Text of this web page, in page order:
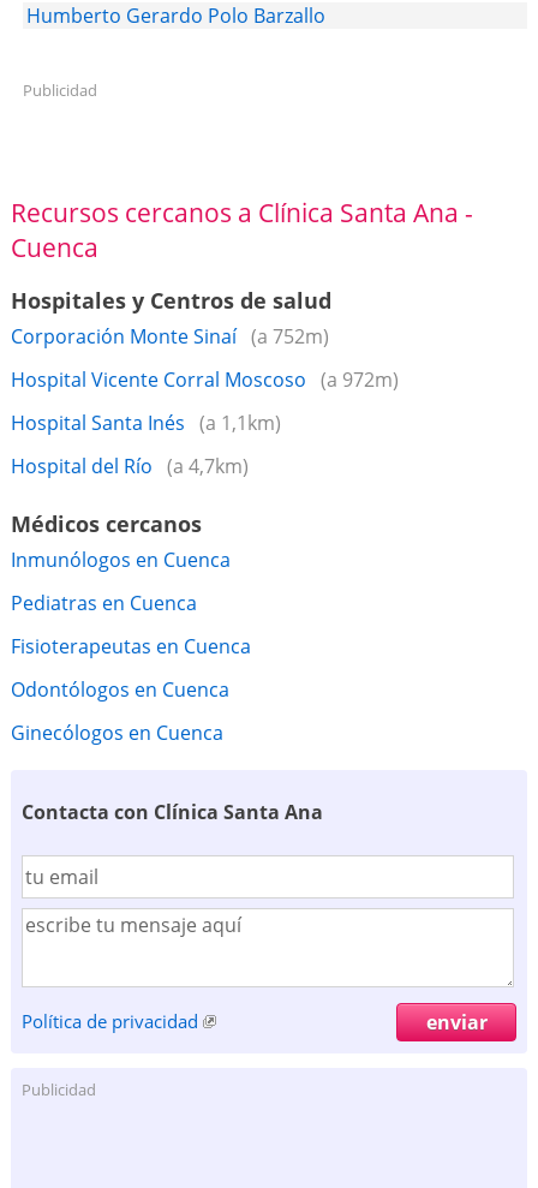
Humberto Gerardo Polo Barzallo
Publicidad
Recursos cercanos a Clínica Santa Ana -
Cuenca
Hospitales y Centros de salud
Corporación Monte Sinaí (a 752m)
Hospital Vicente Corral Moscoso (a 972m)
Hospital Santa Inés (a 1,1km)
Hospital del Río (a 4,7km)
Médicos cercanos
Inmunólogos en Cuenca
Pediatras en Cuenca
Fisioterapeutas en Cuenca
Odontólogos en Cuenca
Ginecólogos en Cuenca
Contacta con Clínica Santa Ana
Política de privacidad
Publicidad